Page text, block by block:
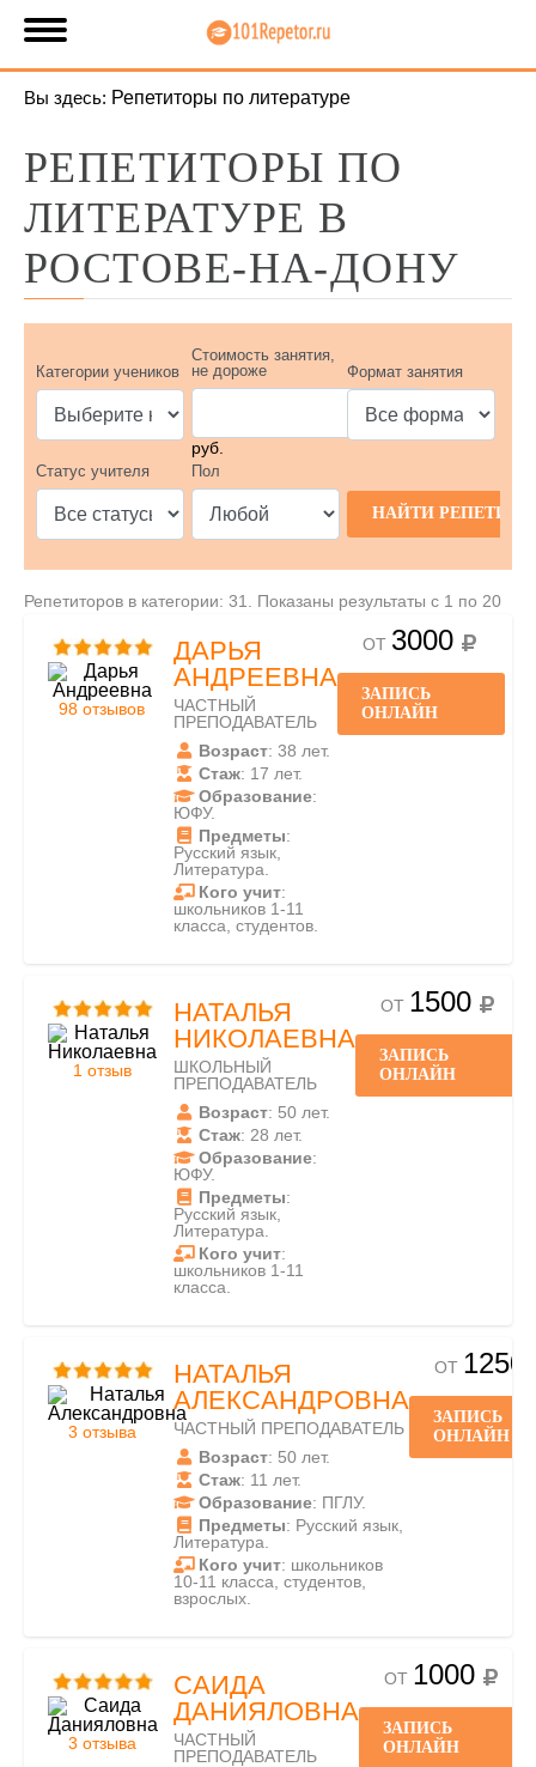
Вы здесь: Репетиторы по литературе
РЕПЕТИТОРЫ ПО
ЛИТЕРАТУРЕ В
РОСТОВЕ-НА-ДОНУ
Категории учеников
Стоимость занятия,
не дороже
руб.
Формат занятия
Статус учителя Пол
Репетиторов в категории: 31. Показаны результаты с 1 по 20
98 отзывов
ДАРЬЯ
АНДРЕЕВНА
ЧАСТНЫЙ
ПРЕПОДАВАТЕЛЬ
Возраст: 38 лет.
Стаж: 17 лет.
Образование:
ЮФУ.
Предметы:
Русский язык,
Литература.
Кого учит:
школьников 1-11
класса, студентов.
ОТ 3000
ЗАПИСЬ
ОНЛАЙН
1 отзыв
НАТАЛЬЯ
НИКОЛАЕВНА
ШКОЛЬНЫЙ
ПРЕПОДАВАТЕЛЬ
Возраст: 50 лет.
Стаж: 28 лет.
Образование:
ЮФУ.
Предметы:
Русский язык,
Литература.
Кого учит:
школьников 1-11
класса.
ОТ 1500
ЗАПИСЬ
ОНЛАЙН
3 отзыва
НАТАЛЬЯ
АЛЕКСАНДРОВНА
ЧАСТНЫЙ ПРЕПОДАВАТЕЛЬ
Возраст: 50 лет.
Стаж: 11 лет.
Образование: ПГЛУ.
Предметы: Русский язык,
Литература.
Кого учит: школьников
10-11 класса, студентов,
взрослых.
ОТ 1250
ЗАПИСЬ
ОНЛАЙН
3 отзыва
САИДА
ДАНИЯЛОВНА
ЧАСТНЫЙ
ПРЕПОДАВАТЕЛЬ
ОТ 1000
ЗАПИСЬ
ОНЛАЙН